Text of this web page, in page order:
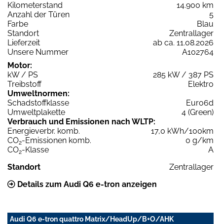
Kilometerstand
14.900 km
Anzahl der Türen
5
Farbe
Blau
Standort
Zentrallager
Lieferzeit
ab ca. 11.08.2026
Unsere Nummer
A102764
Motor:
kW / PS
285 kW / 387 PS
Treibstoff
Elektro
Umweltnormen:
Schadstoffklasse
Euro6d
Umweltplakette
4 (Green)
Verbrauch und Emissionen nach WLTP:
Energieverbr. komb.
17,0 kWh/100km
CO2-Emissionen komb.
0 g/km
CO2-Klasse
A
Standort
Zentrallager
Details zum Audi Q6 e-tron anzeigen
Audi Q6 e-tron quattro Matrix/HeadUp/B+O/AHK